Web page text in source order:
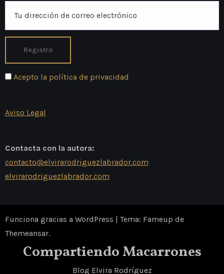
Acepto la política de privacidad
Aviso Legal
Contacta con la autora:
contacto@elvirarodriguezlabrador.com
elvirarodriguezlabrador.com
Funciona gracias a WordPress | Tema: Fameup de
Themeansar.
Compartiendo Macarrones
Blog Elvira Rodríguez